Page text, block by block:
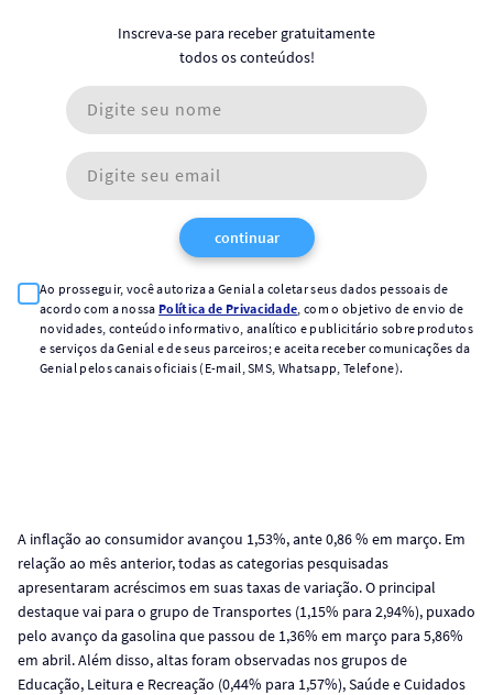
Inscreva-se para receber gratuitamente
todos os conteúdos!
continuar
Ao prosseguir, você autoriza a Genial a coletar seus dados pessoais de
acordo com a nossa Política de Privacidade, com o objetivo de envio de
novidades, conteúdo informativo, analítico e publicitário sobre produtos
e serviços da Genial e de seus parceiros; e aceita receber comunicações da
Genial pelos canais oficiais (E-mail, SMS, Whatsapp, Telefone).
A inflação ao consumidor avançou 1,53%, ante 0,86 % em março. Em
relação ao mês anterior, todas as categorias pesquisadas
apresentaram acréscimos em suas taxas de variação. O principal
destaque vai para o grupo de Transportes (1,15% para 2,94%), puxado
pelo avanço da gasolina que passou de 1,36% em março para 5,86%
em abril. Além disso, altas foram observadas nos grupos de
Educação, Leitura e Recreação (0,44% para 1,57%), Saúde e Cuidados